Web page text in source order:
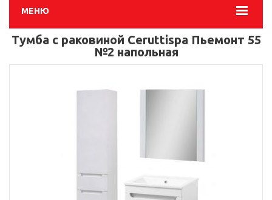
МЕНЮ
Тумба с раковиной Ceruttispa Пьемонт 55
№2 напольная